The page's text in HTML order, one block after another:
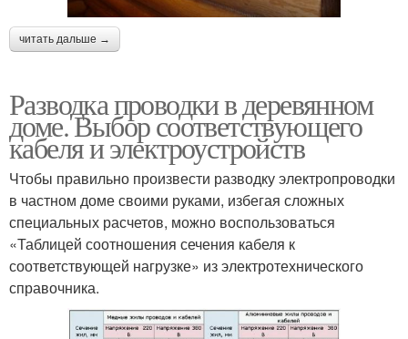
читать дальше →
Разводка проводки в деревянном
доме. Выбор соответствующего
кабеля и электроустройств
Чтобы правильно произвести разводку электропроводки
в частном доме своими руками, избегая сложных
специальных расчетов, можно воспользоваться
«Таблицей соотношения сечения кабеля к
соответствующей нагрузке» из электротехнического
справочника.